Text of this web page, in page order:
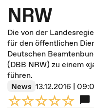
NRW
Die von der
für den öffentlichen
Deutschen
(DBB NRW) zu einem
führen.
News 13.12.2016 |